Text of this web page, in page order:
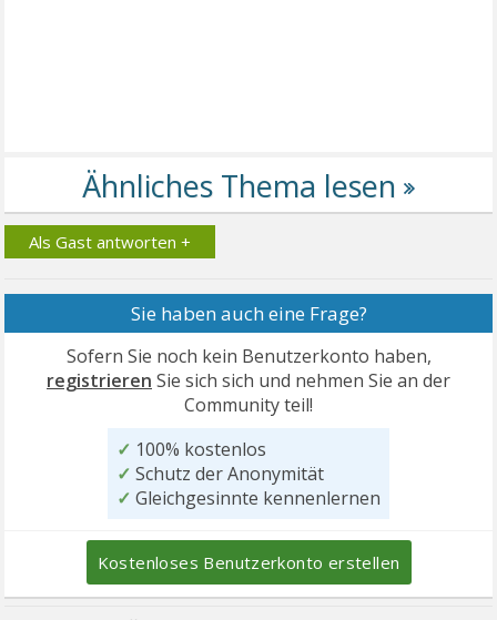
Als Gast antworten +
Sie haben auch eine Frage?
Sofern Sie noch kein Benutzerkonto haben,
registrieren Sie sich sich und nehmen Sie an der
Community teil!
✓ 100% kostenlos
✓ Schutz der Anonymität
✓ Gleichgesinnte kennenlernen
Kostenloses Benutzerkonto erstellen